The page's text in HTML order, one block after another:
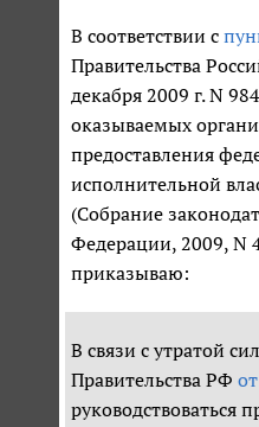
В соответствии с
Правительства
декабря 2009 г. N
оказываемых
предоставления
исполнительной
(Собрание
Федерации, 2009, N
приказываю:
В связи с утратой
Правительства РФ
руководствоваться